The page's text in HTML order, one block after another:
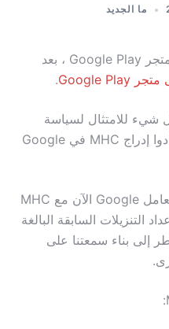
ما الجديد
يسعدنا أن نعلن أننا عدنا الآن إلى متجر Google Play ، بعد
.
شيء للامتثال لسياسة
المحتوى في Google ، وأخيرًا أعادوا إدراج MHC في Google
للأسف ، مع إعادة الإدراج هذه ، تتعامل Google الآن مع MHC
التنزيلات السابقة البالغة
​​4.5+. سنضطر إلى بناء سمعتنا على